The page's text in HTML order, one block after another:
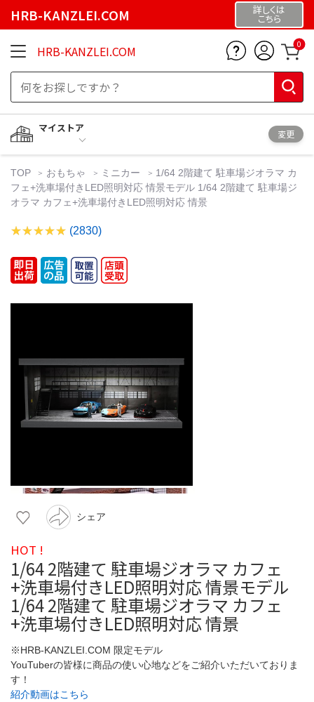
HRB-KANZLEI.COM 詳しくは
こちら
HRB-KANZLEI.COM 0
マイストア
変更
TOP おもちゃ ミニカー
1/64 2階建て 駐車場ジオラマ カ
フェ+洗車場付きLED照明対応 情景モデル 1/64 2階建て 駐車場ジ
オラマ カフェ+洗車場付きLED照明対応 情景
(2830)
シェア
HOT !
1/64 2階建て 駐車場ジオラマ カフェ
+洗車場付きLED照明対応 情景モデル
1/64 2階建て 駐車場ジオラマ カフェ
+洗車場付きLED照明対応 情景
※HRB-KANZLEI.COM 限定モデル
YouTuberの皆様に商品の使い心地などをご紹介いただいておりま
す！
紹介動画はこちら